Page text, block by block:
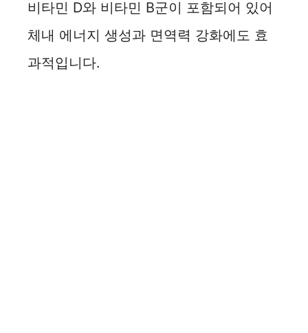
비타민 D와 비타민 B군이 포함되어 있어
체내 에너지 생성과 면역력 강화에도 효
과적입니다.